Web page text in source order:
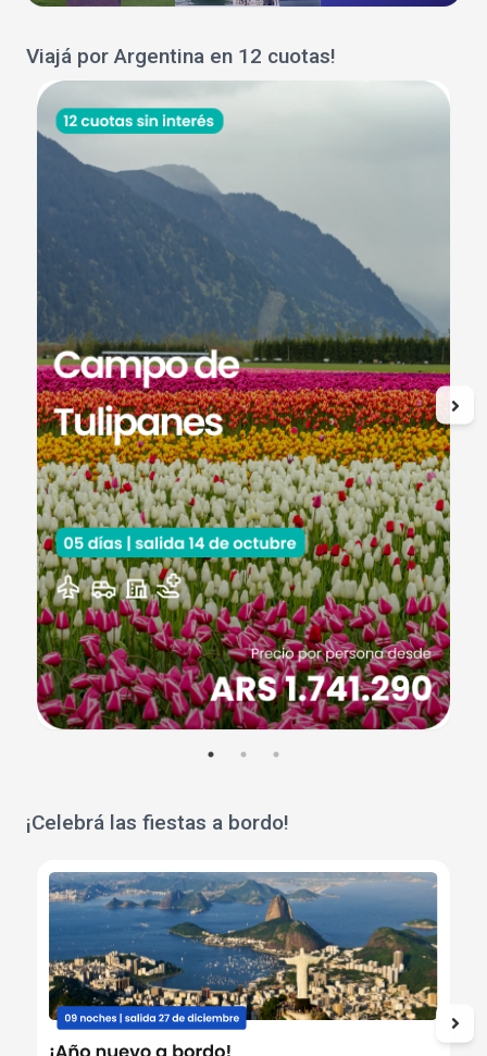
Viajá por Argentina en 12 cuotas!
¡Celebrá las fiestas a bordo!